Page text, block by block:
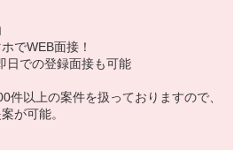
でWEB面接！
日での登録面接も可能
件以上の案件を扱っておりますので、
が可能。